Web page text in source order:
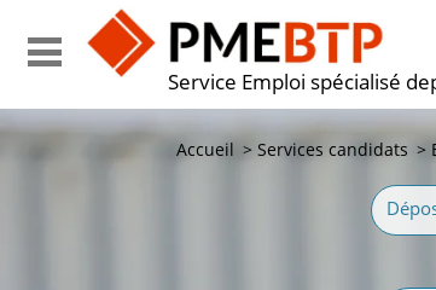
Service Emploi spécialisé
Accueil > Services candidats >